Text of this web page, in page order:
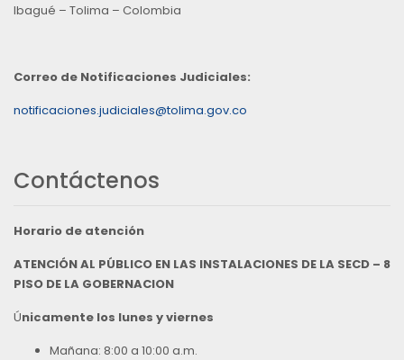
Ibagué – Tolima – Colombia
Correo de Notificaciones Judiciales:
notificaciones.judiciales@tolima.gov.co
Contáctenos
Horario de atención
ATENCIÓN AL PÚBLICO EN LAS INSTALACIONES DE LA SECD – 8
PISO DE LA GOBERNACION
Únicamente los lunes y viernes
Mañana: 8:00 a 10:00 a.m.